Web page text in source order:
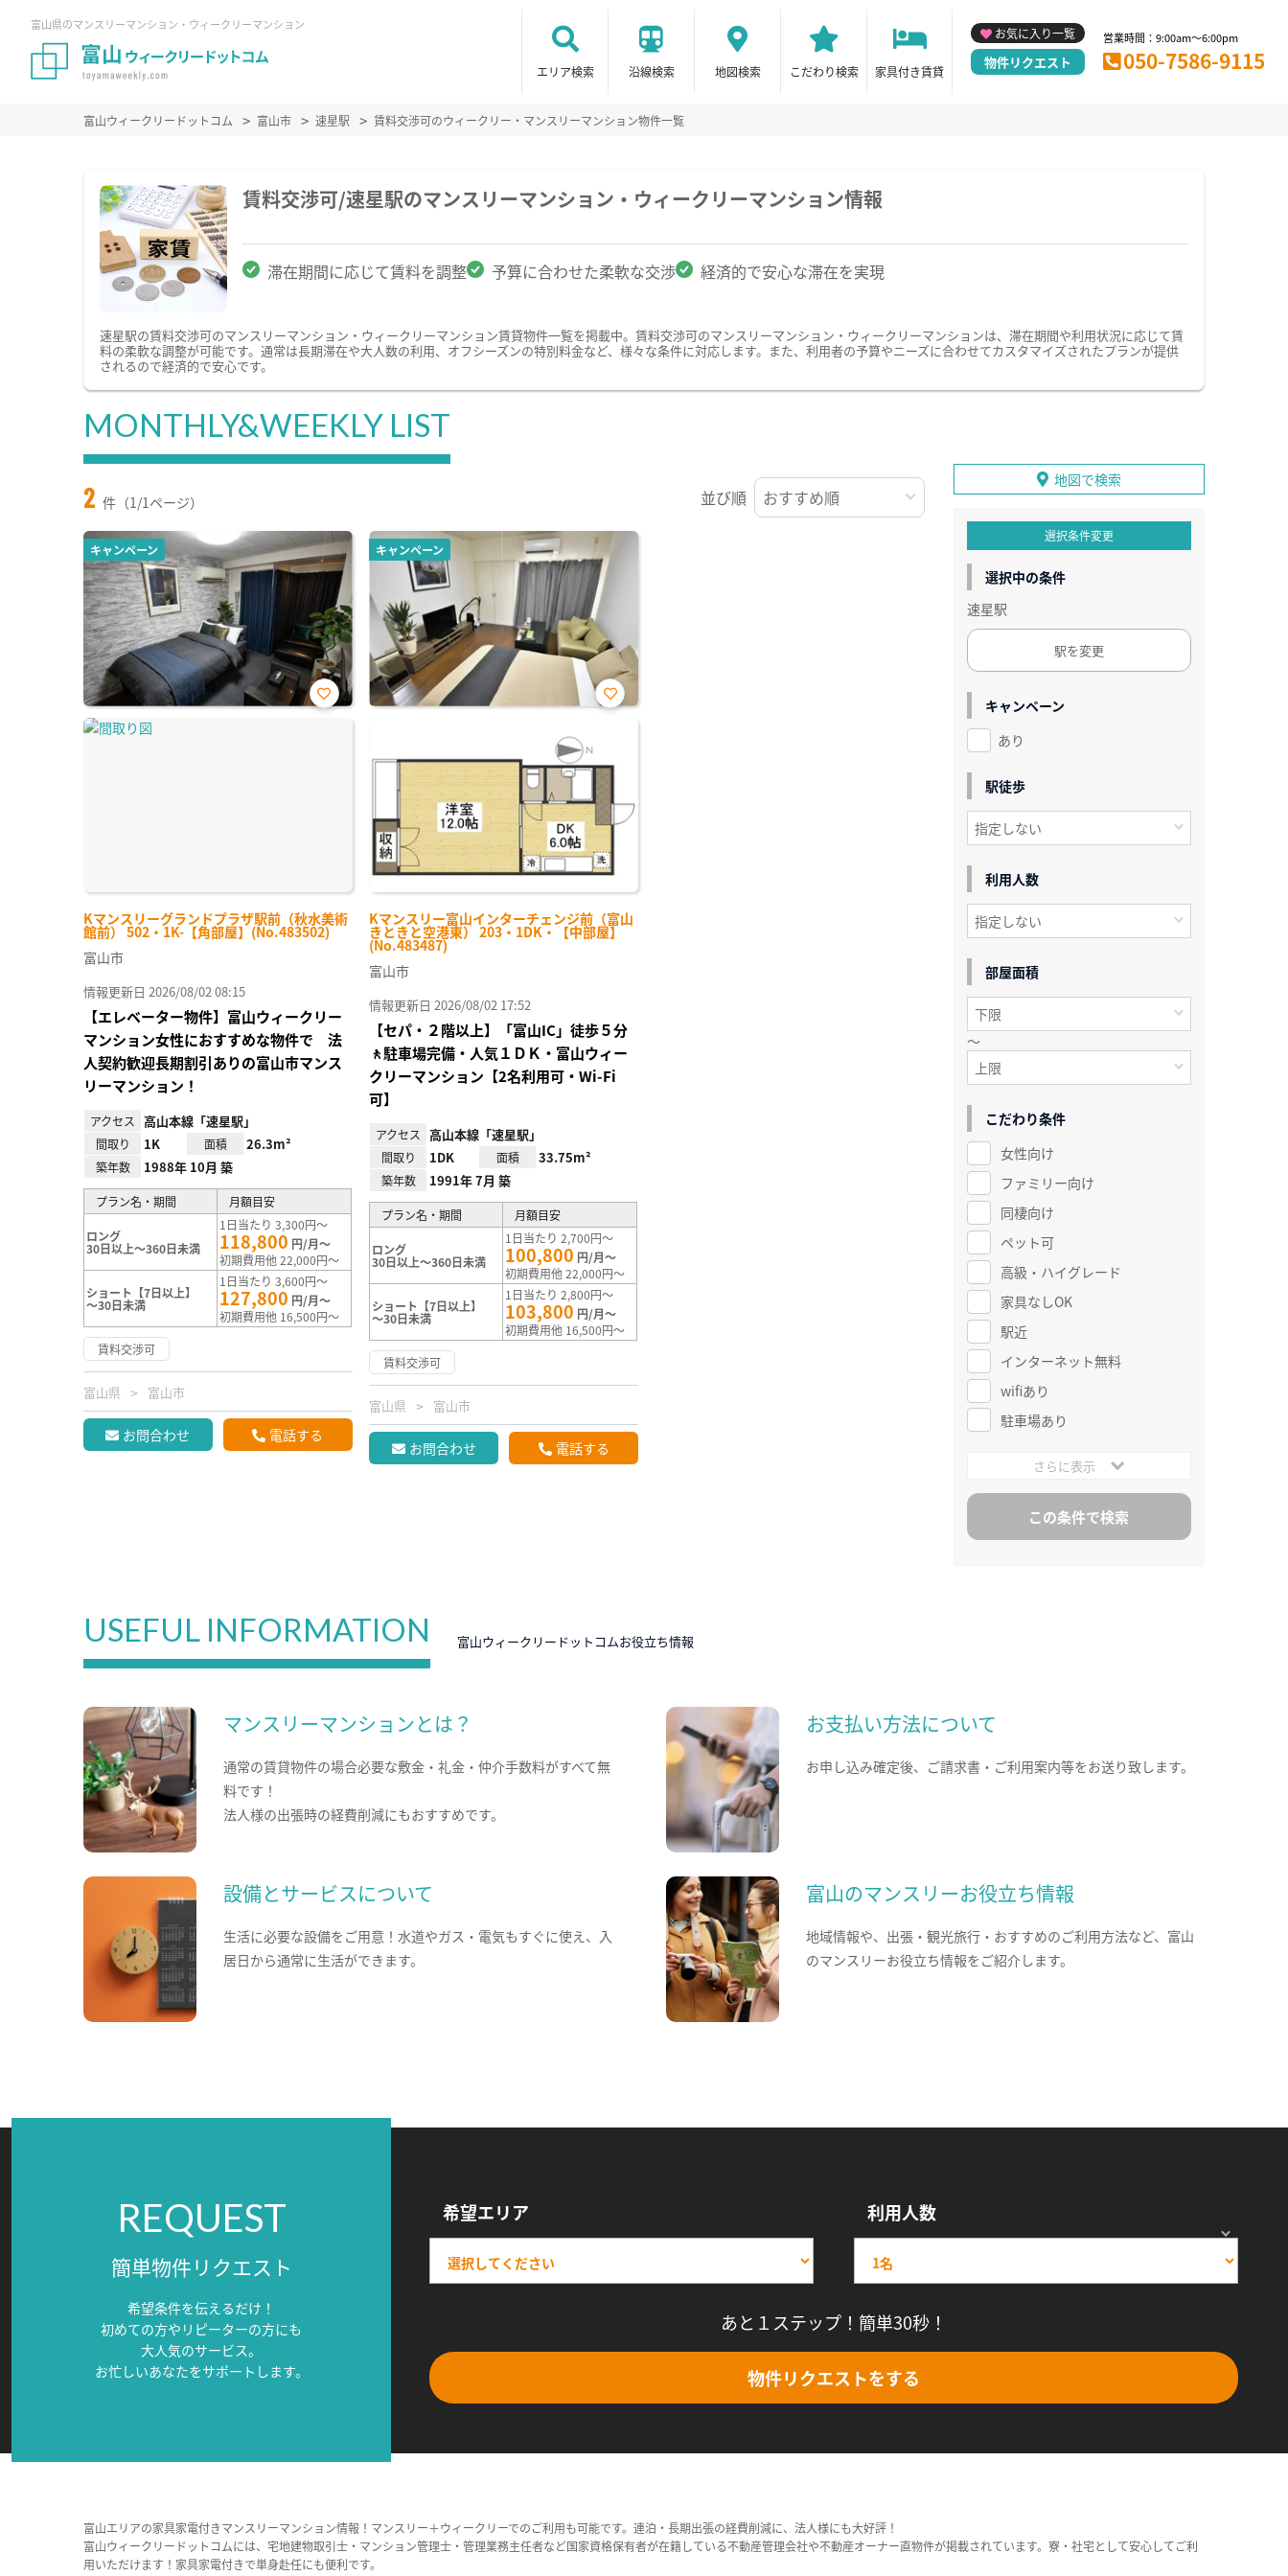
富山県のマンスリーマンション・ウィークリーマンション
エリア検索 沿線検索 地図検索 こだわり検索 家具付き賃貸
お気に入り一覧
物件リクエスト
営業時間：9:00am～6:00pm
050-7586-9115
富山ウィークリードットコム 富山市 速星駅 賃料交渉可のウィークリー・マンスリーマンション物件一覧
賃料交渉可/速星駅のマンスリーマンション・ウィークリーマンション情報
滞在期間に応じて賃料を調整 予算に合わせた柔軟な交渉 経済的で安心な滞在を実現
速星駅の賃料交渉可のマンスリーマンション・ウィークリーマンション賃貸物件一覧を掲載中。賃料交渉可のマンスリーマンション・ウィークリーマンションは、滞在期間や利用状況に応じて賃
料の柔軟な調整が可能です。通常は長期滞在や大人数の利用、オフシーズンの特別料金など、様々な条件に対応します。また、利用者の予算やニーズに合わせてカスタマイズされたプランが提供
されるので経済的で安心です。
MONTHLY&WEEKLY LIST
2 件（1/1ページ） 並び順
キャンペーン
Kマンスリーグランドプラザ駅前（秋水美術
館前） 502・1K-【角部屋】(No.483502)
お気
富山市
情報更新日 2026/08/02 08:15
【エレベーター物件】富山ウィークリー
マンション女性におすすめな物件で 法
人契約歓迎長期割引ありの富山市マンス
リーマンション！
アクセス 高山本線「速星駅」
間取り 1K 面積 26.3m²
築年数 1988年 10月 築
プラン名・期間 月額目安
ロング
30日以上～360日未満
1日当たり 3,300円～
118,800 円/月～
初期費用他 22,000円～
ショート【7日以上】
～30日未満
1日当たり 3,600円～
127,800 円/月～
初期費用他 16,500円～
賃料交渉可
富山県 富山市
お問合わせ 電話する
キャンペーン
Kマンスリー富山インターチェンジ前（富山
きときと空港東） 203・1DK・【中部屋】
(No.483487)
お気
富山市
情報更新日 2026/08/02 17:52
【セパ・２階以上】「富山IC」徒歩５分
🚶駐車場完備・人気１ＤＫ・富山ウィー
クリーマンション【2名利用可・Wi-Fi
可】
アクセス 高山本線「速星駅」
間取り 1DK 面積 33.75m²
築年数 1991年 7月 築
プラン名・期間 月額目安
ロング
30日以上～360日未満
1日当たり 2,700円～
100,800 円/月～
初期費用他 22,000円～
ショート【7日以上】
～30日未満
1日当たり 2,800円～
103,800 円/月～
初期費用他 16,500円～
賃料交渉可
富山県 富山市
お問合わせ 電話する
地図で検索
選択条件変更
選択中の条件
速星駅
駅を変更
キャンペーン
あり
駅徒歩
利用人数
部屋面積
～
こだわり条件
女性向け
ファミリー向け
同棲向け
ペット可
高級・ハイグレード
家具なしOK
駅近
インターネット無料
wifiあり
駐車場あり
さらに表示
USEFUL INFORMATION 富山ウィークリードットコムお役立ち情報
マンスリーマンションとは？
通常の賃貸物件の場合必要な敷金・礼金・仲介手数料がすべて無
料です！
法人様の出張時の経費削減にもおすすめです。
お支払い方法について
お申し込み確定後、ご請求書・ご利用案内等をお送り致します。
設備とサービスについて
生活に必要な設備をご用意！水道やガス・電気もすぐに使え、入
居日から通常に生活ができます。
富山のマンスリーお役立ち情報
地域情報や、出張・観光旅行・おすすめのご利用方法など、富山
のマンスリーお役立ち情報をご紹介します。
REQUEST
簡単物件リクエスト
希望条件を伝えるだけ！
初めての方やリピーターの方にも
大人気のサービス。
お忙しいあなたをサポートします。
希望エリア 利用人数
あと１ステップ！簡単30秒！
物件リクエストをする
富山エリアの家具家電付きマンスリーマンション情報！マンスリー＋ウィークリーでのご利用も可能です。連泊・長期出張の経費削減に、法人様にも大好評！
富山ウィークリードットコムには、宅地建物取引士・マンション管理士・管理業務主任者など国家資格保有者が在籍している不動産管理会社や不動産オーナー直物件が掲載されています。寮・社宅として安心してご利
用いただけます！家具家電付きで単身赴任にも便利です。